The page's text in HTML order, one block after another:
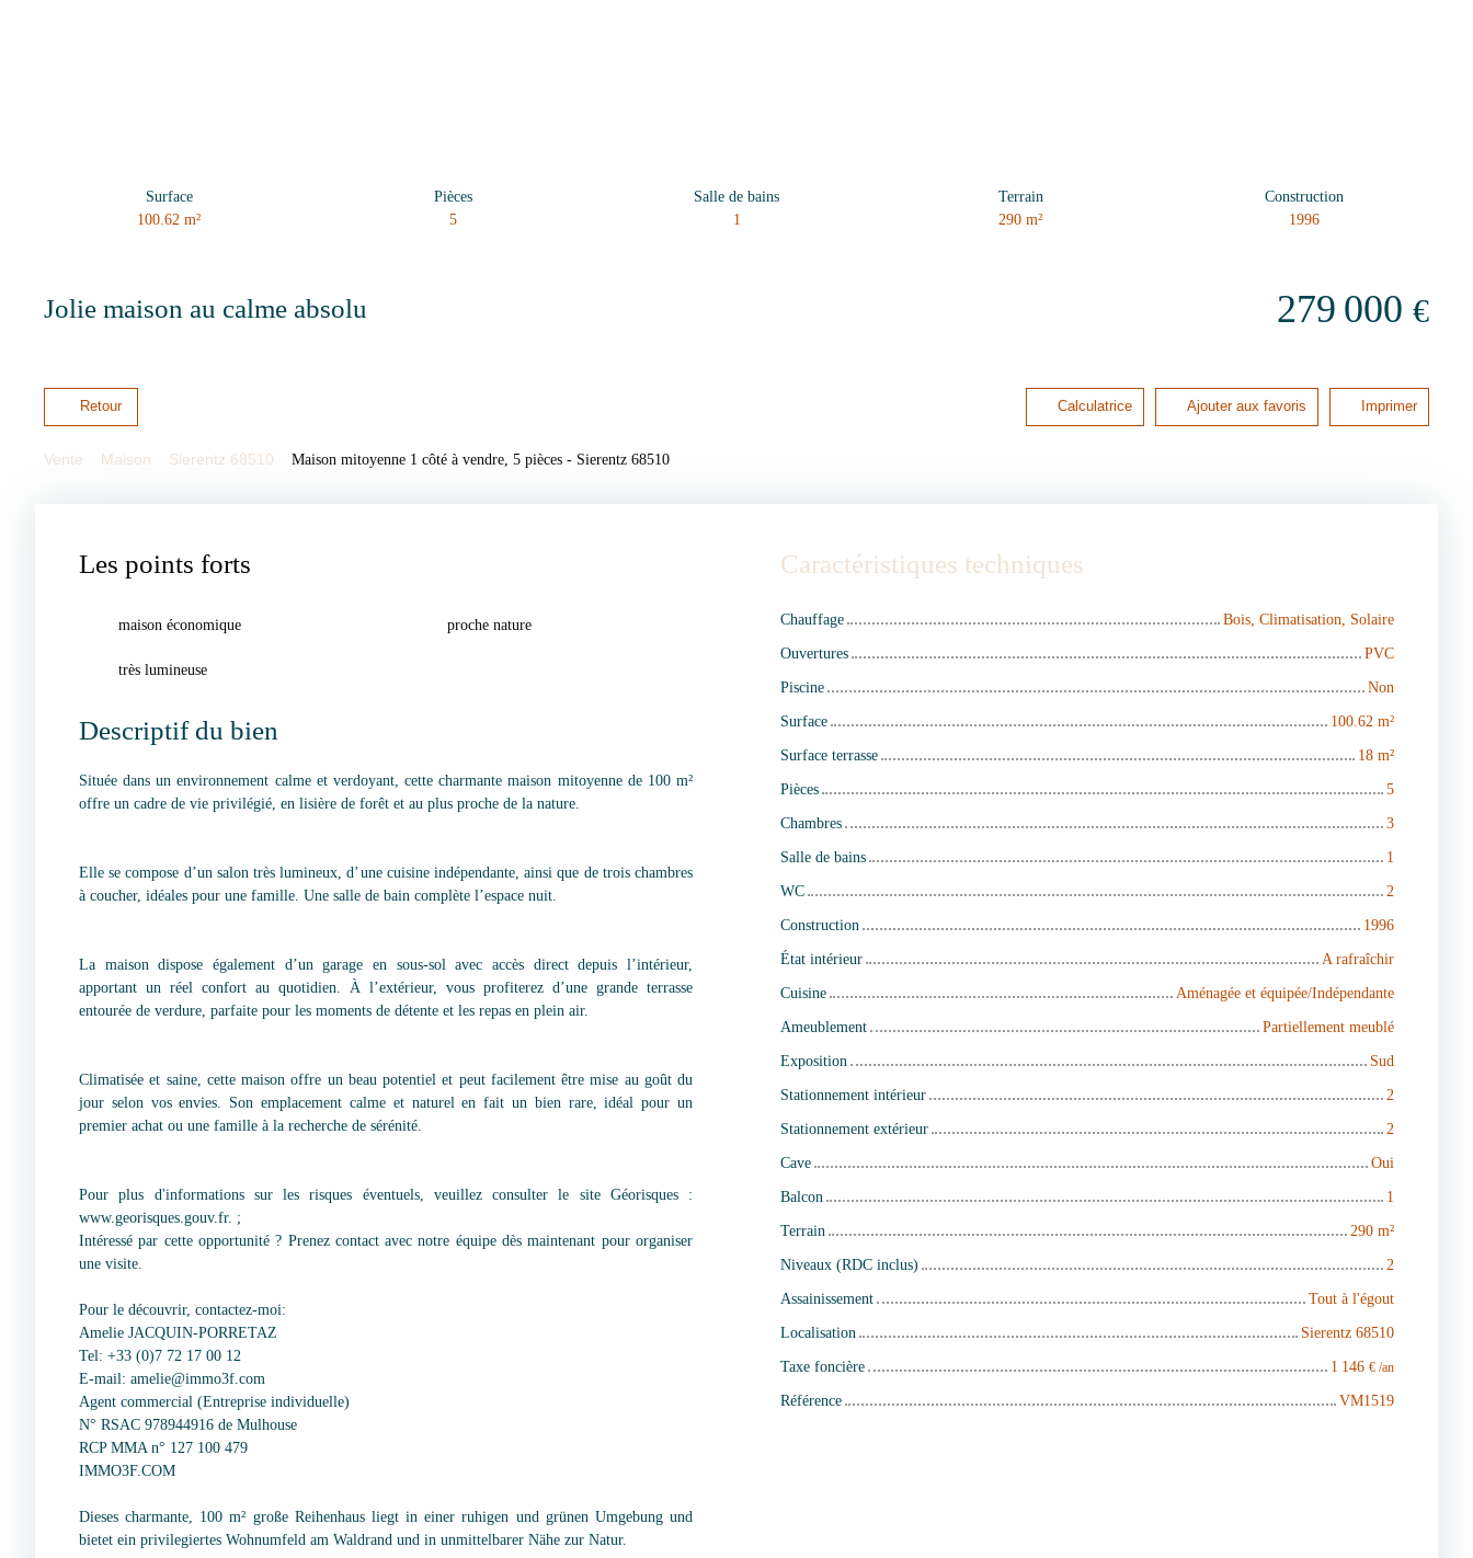
Surface
100.62 m²
Pièces
5
Salle de bains
1
Terrain
290 m²
Construction
1996
Jolie maison au calme absolu 279 000 €
Retour Calculatrice Ajouter aux favoris Imprimer
Vente Maison Sierentz 68510 Maison mitoyenne 1 côté à vendre, 5 pièces - Sierentz 68510
Les points forts
maison économique proche nature
très lumineuse
Descriptif du bien
Située dans un environnement calme et verdoyant, cette charmante maison mitoyenne de 100 m²
offre un cadre de vie privilégié, en lisière de forêt et au plus proche de la nature.
Elle se compose d’un salon très lumineux, d’une cuisine indépendante, ainsi que de trois chambres
à coucher, idéales pour une famille. Une salle de bain complète l’espace nuit.
La maison dispose également d’un garage en sous-sol avec accès direct depuis l’intérieur,
apportant un réel confort au quotidien. À l’extérieur, vous profiterez d’une grande terrasse
entourée de verdure, parfaite pour les moments de détente et les repas en plein air.
Climatisée et saine, cette maison offre un beau potentiel et peut facilement être mise au goût du
jour selon vos envies. Son emplacement calme et naturel en fait un bien rare, idéal pour un
premier achat ou une famille à la recherche de sérénité.
Pour plus d'informations sur les risques éventuels, veuillez consulter le site Géorisques :
www.georisques.gouv.fr. ;
Intéressé par cette opportunité ? Prenez contact avec notre équipe dès maintenant pour organiser
une visite.
Pour le découvrir, contactez-moi:
Amelie JACQUIN-PORRETAZ
Tel: +33 (0)7 72 17 00 12
E-mail: amelie@immo3f.com
Agent commercial (Entreprise individuelle)
N° RSAC 978944916 de Mulhouse
RCP MMA n° 127 100 479
IMMO3F.COM
Dieses charmante, 100 m² große Reihenhaus liegt in einer ruhigen und grünen Umgebung und
bietet ein privilegiertes Wohnumfeld am Waldrand und in unmittelbarer Nähe zur Natur.
Caractéristiques techniques
Chauffage
Bois, Climatisation, Solaire
Ouvertures
PVC
Piscine
Non
Surface
100.62 m²
Surface terrasse
18 m²
Pièces
5
Chambres
3
Salle de bains
1
WC
2
Construction
1996
État intérieur
A rafraîchir
Cuisine
Aménagée et équipée/Indépendante
Ameublement
Partiellement meublé
Exposition
Sud
Stationnement intérieur
2
Stationnement extérieur
2
Cave
Oui
Balcon
1
Terrain
290 m²
Niveaux (RDC inclus)
2
Assainissement
Tout à l'égout
Localisation
Sierentz 68510
Taxe foncière
1 146 € /an
Référence VM1519